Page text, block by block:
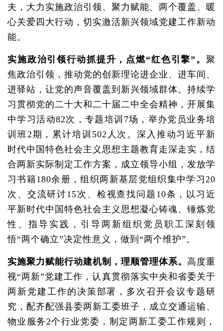
夫，大力实施政治引领、聚力赋能、两个覆盖、暖
心关爱四大行动，切实激活新兴领域党建工作新动
能。
实施政治引领行动抓提升，点燃“红色引擎”。 聚
焦政治引领，推动党的创新理论进企业、进车间、
进驿站，让党的声音覆盖到新兴领域群体。持续学
习贯彻党的二十大和二十届二中全会精神，开展集
中学习活动82次，专题培训7场，举办党员业务培
训班2期，累计培训502人次。深入推动习近平新
时代中国特色社会主义思想主题教育走深走实，结
合两新实际制定工作方案，成立领导小组，发放学
习书籍180余册，组织两新基层党组织集中学习20
次、交流研讨15次、检视查找问题10条，以习近
平新时代中国特色社会主义思想凝心铸魂、锤炼党
性、指导实践，引导两新组织党员职工深刻领
悟“两个确立”决定性意义，做到“两个维护”。
实施聚力赋能行动建机制，理顺管理体系。 高度重
视“两新”党建工作，认真贯彻落实中央和省委关于
两新党建工作的决策部署，多次召开会议专题研
究，配齐配强县委两新工委班子，成立交通运输、
物业服务2个行业党委，制定两新工委工作规则，